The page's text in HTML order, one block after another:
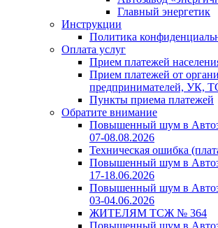
Главный энергетик
Инструкции
Политика
Оплата услуг
Прием платежей
Прием платежей от
предпринимателей, УК,
Пункты приема платежей
Обратите внимание
Повышенный шум в
07-08.08.2026
Техническая ошибка
Повышенный шум в
17-18.06.2026
Повышенный шум в
03-04.06.2026
ЖИТЕЛЯМ ТСЖ № 364